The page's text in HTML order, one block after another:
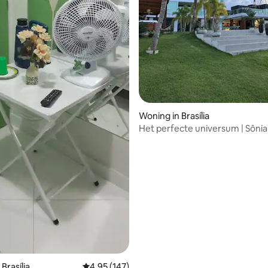
Woning in Brasília
Het perfecte universum |